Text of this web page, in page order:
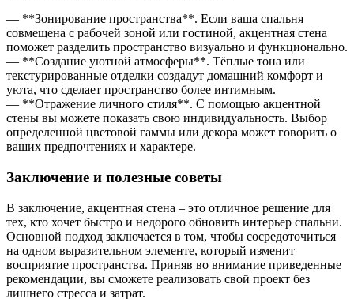
— **Зонирование пространства**. Если ваша спальня
совмещена с рабочей зоной или гостиной, акцентная стена
поможет разделить пространство визуально и функционально.
— **Создание уютной атмосферы**. Тёплые тона или
текстурированные отделки создадут домашний комфорт и
уюта, что сделает пространство более интимным.
— **Отражение личного стиля**. С помощью акцентной
стены вы можете показать свою индивидуальность. Выбор
определенной цветовой гаммы или декора может говорить о
ваших предпочтениях и характере.
Заключение и полезные советы
В заключение, акцентная стена – это отличное решение для
тех, кто хочет быстро и недорого обновить интерьер спальни.
Основной подход заключается в том, чтобы сосредоточиться
на одном выразительном элементе, который изменит
восприятие пространства. Приняв во внимание приведенные
рекомендации, вы сможете реализовать свой проект без
лишнего стресса и затрат.